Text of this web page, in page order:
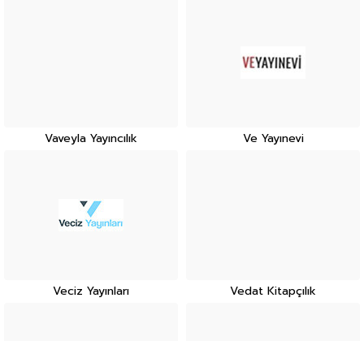
Vaveyla Yayıncılık Ve Yayınevi
Veciz Yayınları Vedat Kitapçılık